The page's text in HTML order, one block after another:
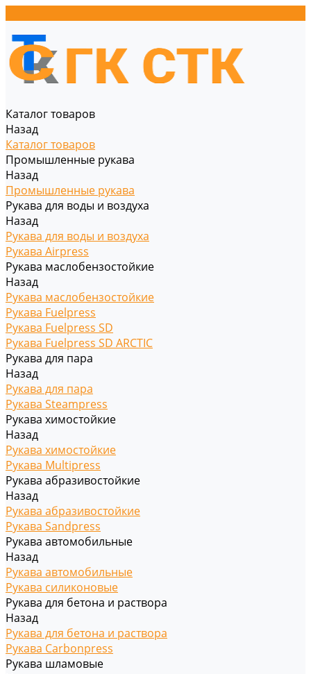
Каталог товаров
Назад
Каталог товаров
Промышленные рукава
Назад
Промышленные рукава
Рукава для воды и воздуха
Назад
Рукава для воды и воздуха
Рукава Airpress
Рукава маслобензостойкие
Назад
Рукава маслобензостойкие
Рукава Fuelpress
Рукава Fuelpress SD
Рукава Fuelpress SD ARCTIC
Рукава для пара
Назад
Рукава для пара
Рукава Steampress
Рукава химостойкие
Назад
Рукава химостойкие
Рукава Multipress
Рукава абразивостойкие
Назад
Рукава абразивостойкие
Рукава Sandpress
Рукава автомобильные
Назад
Рукава автомобильные
Рукава силиконовые
Рукава для бетона и раствора
Назад
Рукава для бетона и раствора
Рукава Carbonpress
Рукава шламовые